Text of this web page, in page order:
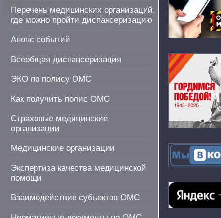
Перечень медицинских организаций,
где можно пройти диспансеризацию
Анонс событий
Всеобщая диспансеризация
ЭКО по полису ОМС
Как получить полис ОМС
Страховые медицинские
организации
Медицинские организации
Экспертиза качества медицинской
помощи
Взаимодействие субьектов ОМС